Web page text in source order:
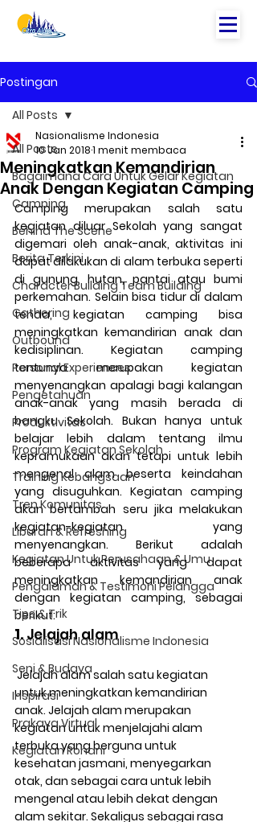
Postingan
All Posts
Bagaimana Cara Untuk Gelar Kegiatan
Camping
Behind The Scene
Berita Terkini
Character Building Team Building
Gathering
Outbound
Personal Experiences
Pengetahuan
Produktivitas
Program Kegiatan Sekolah
Training Kebangsaan
Tren Komunitas
Liburan & Refreshing
Kegiatan Untuk Perusahaan & Umu
Pengalaman & Testimoni Pelangga
Tips & Trik
Sosialisasi Nasionalisme Indonesia
Seni & Budaya
Inspirasi
Prakaya Virtual
Kegiatan Rohani
All Posts
Meningkatkan Kemandirian
Anak Dengan Kegiatan Camping
Nasionalisme Indonesia
10 Jan 20181 menit membaca
Camping merupakan salah satu
kegiatan diluar Sekolah yang sangat
digemari oleh anak-anak, aktivitas ini
dapat dilakukan di alam terbuka seperti
di gunung, hutan, pantai atau bumi
perkemahan. Selain bisa tidur di dalam
tenda, kegiatan camping bisa
meningkatkan kemandirian anak dan
kedisiplinan. Kegiatan camping
tentunya merupakan kegiatan
menyenangkan apalagi bagi kalangan
anak-anak yang masih berada di
bangku Sekolah. Bukan hanya untuk
belajar lebih dalam tentang ilmu
kepramukaan akan tetapi untuk lebih
mengenal alam beserta keindahan
yang disuguhkan. Kegiatan camping
akan bertambah seru jika melakukan
kegiatan-kegiatan yang
menyenangkan. Berikut adalah
beberapa aktivitas yang dapat
meningkatkan kemandirian anak
dengan kegiatan camping, sebagai
berikut:
1. Jelajah alam
Jelajah alam salah satu kegiatan
untuk meningkatkan kemandirian
anak. Jelajah alam merupakan
kegiatan untuk menjelajahi alam
terbuka yang berguna untuk
kesehatan jasmani, menyegarkan
otak, dan sebagai cara untuk lebih
mengenal atau lebih dekat dengan
alam sekitar. Sekaligus sebagai rasa